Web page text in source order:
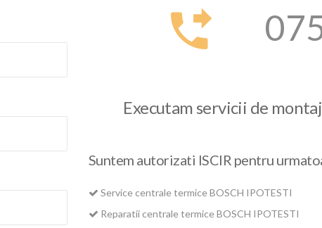
Executam servicii de
Suntem autorizati ISCIR pentru
Service centrale termice BOSCH IPOTESTI
Reparatii centrale termice BOSCH IPOTESTI